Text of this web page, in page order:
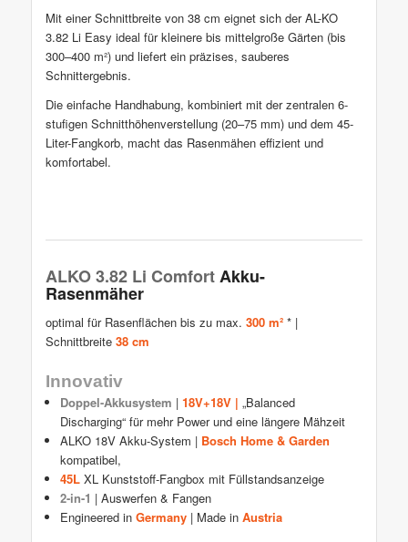
Mit einer Schnittbreite von 38 cm eignet sich der AL-KO
3.82 Li Easy ideal für kleinere bis mittelgroße Gärten (bis
300–400 m²) und liefert ein präzises, sauberes
Schnittergebnis.
Die einfache Handhabung, kombiniert mit der zentralen 6-
stufigen Schnitthöhenverstellung (20–75 mm) und dem 45-
Liter-Fangkorb, macht das Rasenmähen effizient und
komfortabel.
ALKO 3.82 Li ComfortAkku-
Rasenmäher
optimal für Rasenflächen bis zu max. 300 m²* |
Schnittbreite 38 cm
Innovativ
Doppel-Akkusystem |18V+18V | „Balanced
Discharging“ für mehr Power und eine längere Mähzeit
ALKO 18V Akku-System | Bosch Home & Garden
kompatibel,
45L XL Kunststoff-Fangbox mit Füllstandsanzeige
2-in-1 | Auswerfen & Fangen
Engineered inGermany | Made inAustria